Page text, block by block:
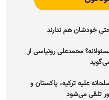
خودشان هم ندارند
محمدعلی رونیاسی از
علیه ترکیه، پاکستان و
تلقی می‌شود